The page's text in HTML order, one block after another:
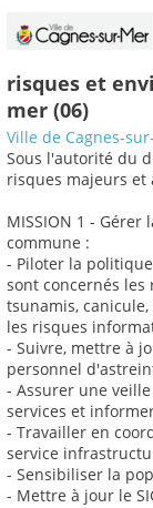
risques et
mer (06)
Ville de Cagnes-
Sous l'autorité du
risques majeurs
MISSION 1 -
commune :
- Piloter la
sont concernés
tsunamis,
les risques
- Suivre, mettre à
personnel
- Assurer une
services et
- Travailler en
service
- Sensibiliser la
- Mettre à jour le